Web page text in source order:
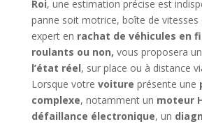
Roi, une estimation précise est
panne soit motrice, boîte de vitesses
expert en rachat de véhicules en
roulants ou non, vous proposera un
l’état réel, sur place ou à distance
Lorsque votre voiture présente une
complexe, notamment un moteur
défaillance électronique, un